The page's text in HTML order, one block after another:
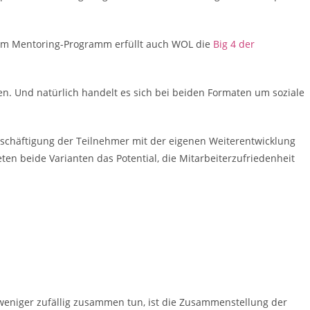
Mentoring-Programm erfüllt auch WOL die Big 4 der
Und natürlich handelt es sich bei beiden Formaten um soziale
der Teilnehmer mit der eigenen Weiterentwicklung
beide Varianten das Potential, die Mitarbeiterzufriedenheit
zufällig zusammen tun, ist die Zusammenstellung der